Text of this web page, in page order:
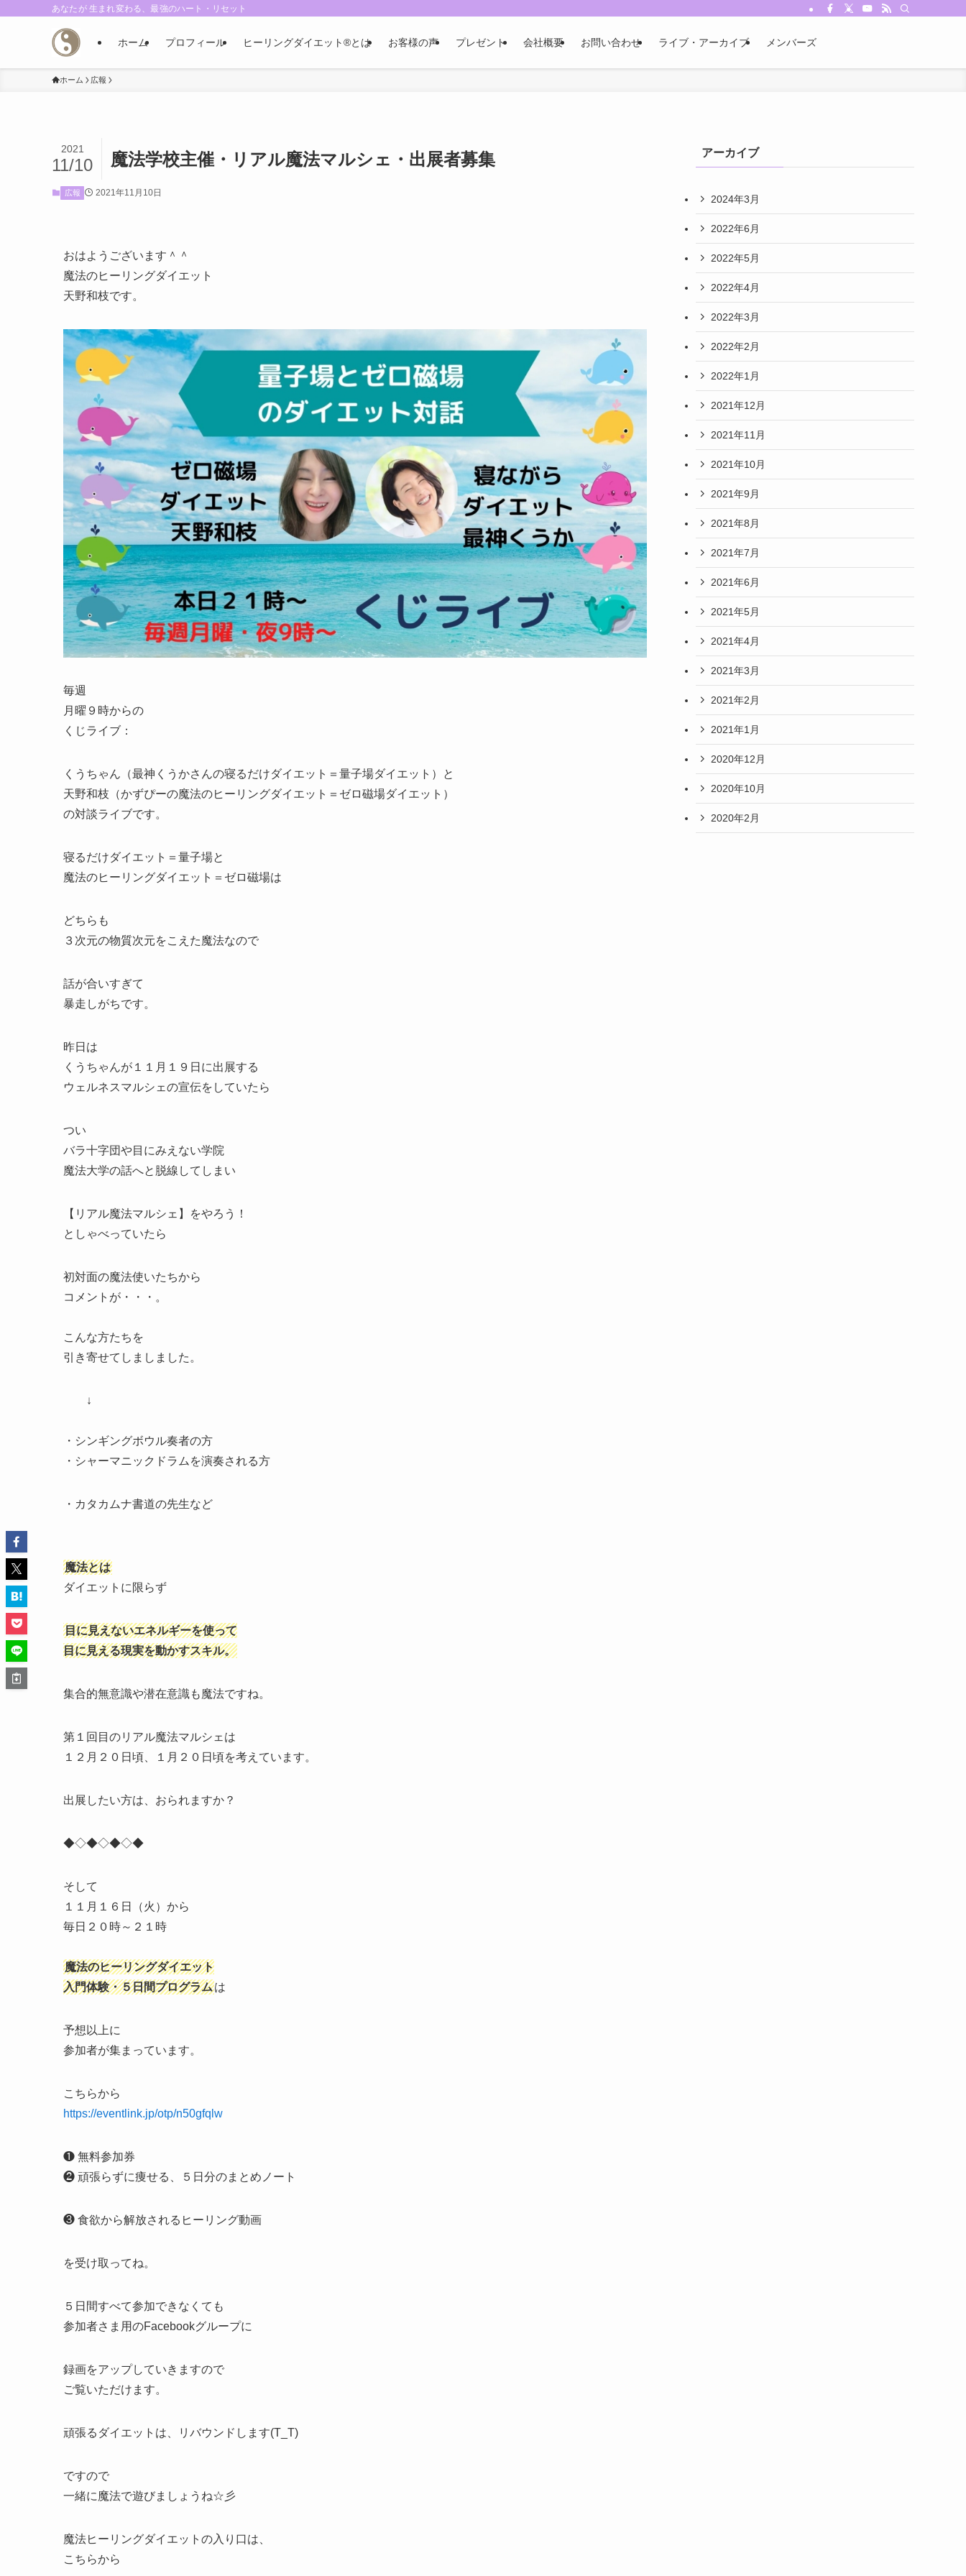
あなたが 生まれ変わる、最強のハート・リセット
ホーム プロフィール ヒーリングダイエット®️とは お客様の声 プレゼント 会社概要 お問い合わせ ライブ・アーカイブ メンバーズ
ホーム 広報
魔法学校主催・リアル魔法マルシェ・出展者募集
2021
11/10
広報 2021年11月10日
おはようございます＾＾
魔法のヒーリングダイエット
天野和枝です。
毎週
月曜９時からの
くじライブ：
くうちゃん（最神くうかさんの寝るだけダイエット＝量子場ダイエット）と
天野和枝（かずぴーの魔法のヒーリングダイエット＝ゼロ磁場ダイエット）
の対談ライブです。
寝るだけダイエット＝量子場と
魔法のヒーリングダイエット＝ゼロ磁場は
どちらも
３次元の物質次元をこえた魔法なので
話が合いすぎて
暴走しがちです。
昨日は
くうちゃんが１１月１９日に出展する
ウェルネスマルシェの宣伝をしていたら
つい
バラ十字団や目にみえない学院
魔法大学の話へと脱線してしまい
【リアル魔法マルシェ】をやろう！
としゃべっていたら
初対面の魔法使いたちから
コメントが・・・。
こんな方たちを
引き寄せてしましました。
↓
・シンギングボウル奏者の方
・シャーマニックドラムを演奏される方
・カタカムナ書道の先生など
魔法とは
ダイエットに限らず
目に見えないエネルギーを使って
目に見える現実を動かすスキル。
集合的無意識や潜在意識も魔法ですね。
第１回目のリアル魔法マルシェは
１２月２０日頃、１月２０日頃を考えています。
出展したい方は、おられますか？
◆◇◆◇◆◇◆
そして
１１月１６日（火）から
毎日２０時～２１時
魔法のヒーリングダイエット
入門体験・５日間プログラムは
予想以上に
参加者が集まっています。
こちらから
https://eventlink.jp/otp/n50gfqlw
❶ 無料参加券
❷ 頑張らずに痩せる、５日分のまとめノート
❸ 食欲から解放されるヒーリング動画
を受け取ってね。
５日間すべて参加できなくても
参加者さま用のFacebookグループに
録画をアップしていきますので
ご覧いただけます。
頑張るダイエットは、リバウンドします(T_T)
ですので
一緒に魔法で遊びましょうね☆彡
魔法ヒーリングダイエットの入り口は、
こちらから
アーカイブ
2024年3月
2022年6月
2022年5月
2022年4月
2022年3月
2022年2月
2022年1月
2021年12月
2021年11月
2021年10月
2021年9月
2021年8月
2021年7月
2021年6月
2021年5月
2021年4月
2021年3月
2021年2月
2021年1月
2020年12月
2020年10月
2020年2月